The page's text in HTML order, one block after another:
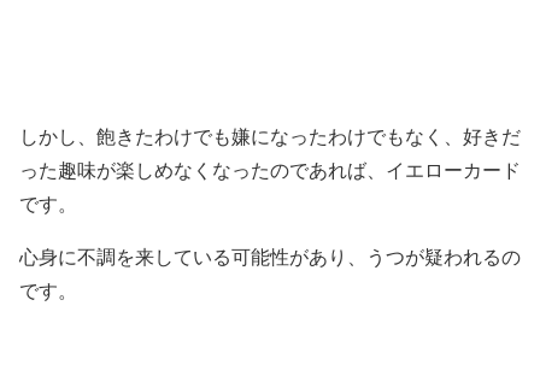
しかし、飽きたわけでも嫌になったわけでもなく、好きだ
った趣味が楽しめなくなったのであれば、イエローカード
です。
心身に不調を来している可能性があり、うつが疑われるの
です。